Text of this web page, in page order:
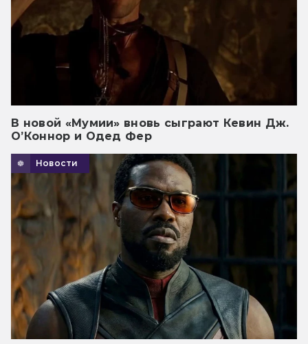
В новой «Мумии» вновь сыграют Кевин Дж.
О’Коннор и Одед Фер
Новости